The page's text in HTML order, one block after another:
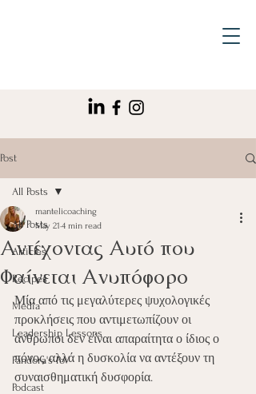
Post
All Posts
Articles
Recipes
Media
Leadership Lessons
Pandora's PoV
Podcast
All Posts
Αντέχοντας Αυτό που
Φαίνεται Ανυπόφορο
mantelicoaching
May 21 4 min read
Μία από τις μεγαλύτερες ψυχολογικές
προκλήσεις που αντιμετωπίζουν οι
άνθρωποι δεν είναι απαραίτητα ο ίδιος ο
πόνος, αλλά η δυσκολία να αντέξουν τη
συναισθηματική δυσφορία.